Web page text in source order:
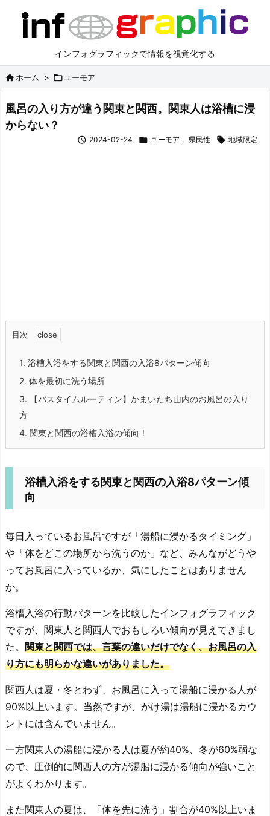
インフォグラフィックで情報を視覚化する
ホーム > ユーモア
風呂の入り方が違う関東と関西。関東人は浴槽に浸
からない？
 2024-02-24  ユーモア , 県民性  地域限定
目次
1. 浴槽入浴をする関東と関西の入浴8パターン傾向
2. 体を最初に洗う場所
3. 【バスタイムルーティン】かまいたち山内のお風呂の入り
方
4. 関東と関西の浴槽入浴の傾向！
浴槽入浴をする関東と関西の入浴8パターン傾
向
毎日入っているお風呂ですが「湯船に浸かるタイミング」
や「体をどこの場所から洗うのか」など、みんながどうや
ってお風呂に入っているか、気にしたことはありません
か。
浴槽入浴の行動パターンを比較したインフォグラフィック
ですが、関東人と関西人でおもしろい傾向が見えてきまし
た。 関東と関西では、言葉の違いだけでなく、お風呂の入
り方にも明らかな違いがありました。
関西人は夏・冬とわず、お風呂に入って湯船に浸かる人が
90%以上います。当然ですが、かけ湯は湯船に浸かるカウ
ントには含んでいません。
一方関東人の湯船に浸かる人は夏が約40%、冬が60%弱な
ので、圧倒的に関西人の方が湯船に浸かる傾向が強いこと
がよくわかります。
また関東人の夏は、「体を先に洗う」割合が40%以上いま